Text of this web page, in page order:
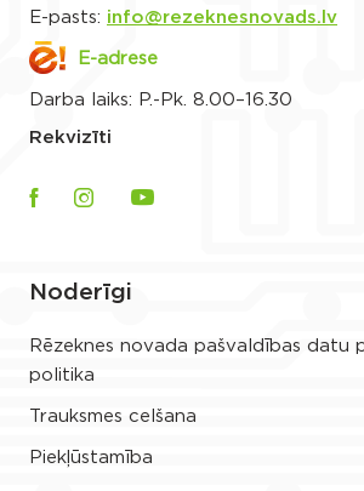
E-pasts: info@rezeknesnovads.lv
E-adrese
Darba laiks: P.-Pk. 8.00–16.30
Rekvizīti
Noderīgi
Rēzeknes novada pašvaldības datu
politika
Trauksmes celšana
Piekļūstamība